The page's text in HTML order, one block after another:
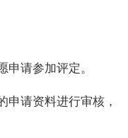
申请参加评定。
申请资料进行审核，